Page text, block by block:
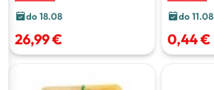
do 18.08
26,99 €
do 11.08
0,44 €